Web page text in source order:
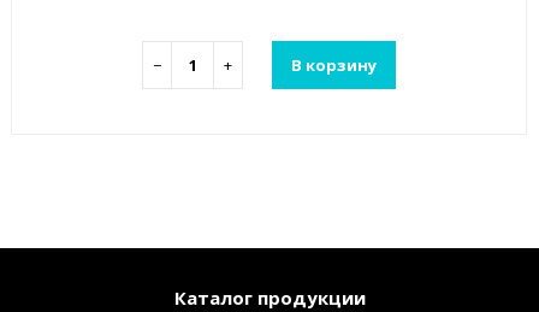
− + В корзину
Каталог продукции